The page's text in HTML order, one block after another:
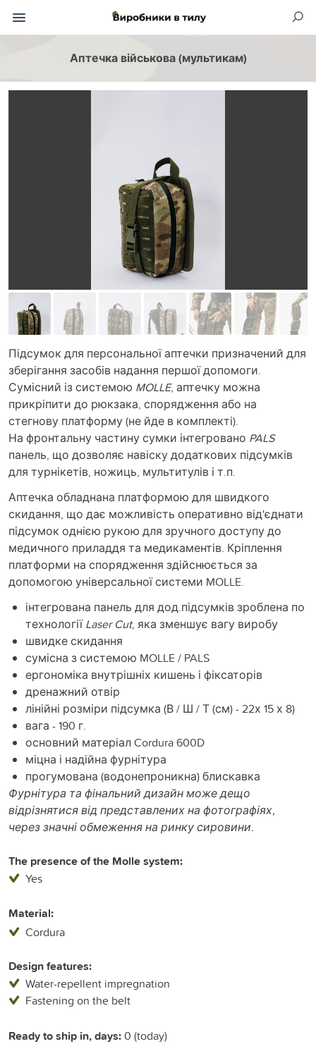
Аптечка військова (мультикам)
Підсумок для персональної аптечки призначений для
зберігання засобів надання першої допомоги.
Сумісний із системою MOLLE, аптечку можна
прикріпити до рюкзака, спорядження або на
стегнову платформу (не йде в комплекті).
На фронтальну частину сумки інтегровано PALS
панель, що дозволяє навіску додаткових підсумків
для турнікетів, ножиць, мультитулів і т.п.
Аптечка обладнана платформою для швидкого
скидання, що дає можливість оперативно від'єднати
підсумок однією рукою для зручного доступу до
медичного приладдя та медикаментів. Кріплення
платформи на спорядження здійснюється за
допомогою універсальної системи MOLLE.
інтегрована панель для дод.підсумків зроблена по
технологіїLaser Cut, яка зменшує вагу виробу
швидке скидання
сумісна з системою MOLLE / PALS
ергономіка внутрішніх кишень і фіксаторів
дренажний отвір
лінійні розміри підсумка (В / Ш / Т (см) - 22х 15 х 8)
вага - 190 г.
основний матеріал Cordura 600D
міцна і надійна фурнітура
прогумована (водонепроникна) блискавка
Фурнітура та фінальний дизайн може дещо
відрізнятися від представлених на фотографіях,
через значні обмеження на ринку сировини.
The presence of the Molle system:
Yes
Material:
Cordura
Design features:
Water-repellent impregnation
Fastening on the belt
Ready to ship in, days:0 (today)